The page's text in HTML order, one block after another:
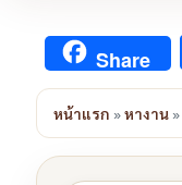
Share
หน้าแรก »หางาน »